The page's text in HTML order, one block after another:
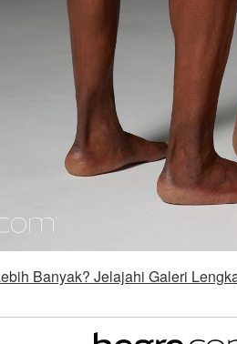
Banyak? Jelajahi Galeri